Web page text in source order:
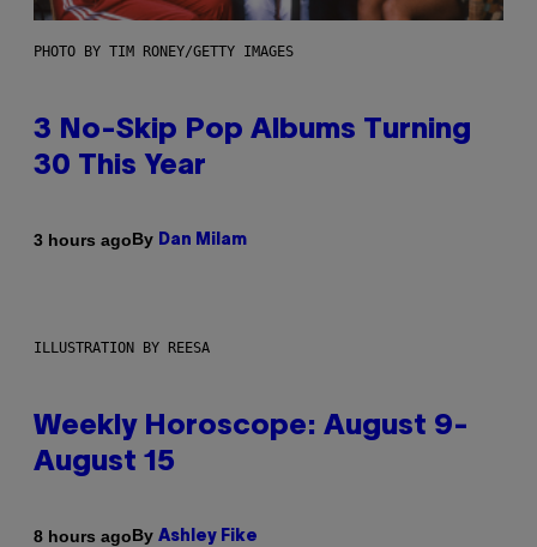
PHOTO BY TIM RONEY/GETTY IMAGES
3 No-Skip Pop Albums Turning
30 This Year
3 hours agoBy Dan Milam
ILLUSTRATION BY REESA
Weekly Horoscope: August 9-
August 15
8 hours agoBy Ashley Fike